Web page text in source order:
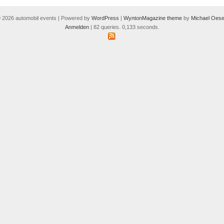
2026 automobil events | Powered by WordPress | WyntonMagazine theme by Michael
Anmelden| 82 queries. 0,133 seconds.